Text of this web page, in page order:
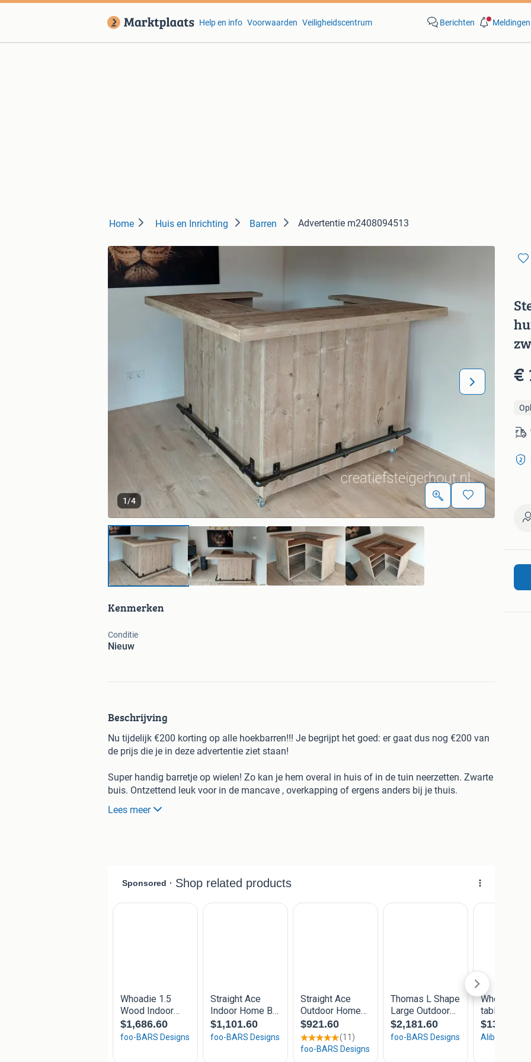
Help en info Voorwaarden Veiligheidscentrum Berichten Meldingen
Home Huis en Inrichting Barren Advertentie m2408094513
1/4
Kenmerken
Conditie
Nieuw
Beschrijving
Nu tijdelijk €200 korting op alle hoekbarren!!! Je begrijpt het goed: er gaat dus nog €200 van
de prijs die je in deze advertentie ziet staan!
Super handig barretje op wielen! Zo kan je hem overal in huis of in de tuin neerzetten. Zwarte
buis. Ontzettend leuk voor in de mancave , overkapping of ergens anders bij je thuis.
Kijk bij 'Advertenties van Dennis' voor nog meer voorbeelden. Jouw bar zit hier zeker bij! Is
150x150x110 €1275
190x150x110 €1375
330x150x110 €1775
350x150x110 €1825
Zie foto's voor meer maten en prijzen.
Lees meer
€